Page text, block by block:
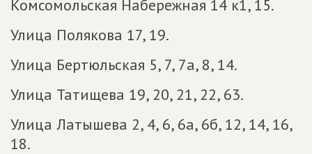
Комсомольская Набережная 14 к1, 15.
Улица Полякова 17, 19.
Улица Бертюльская 5, 7, 7а, 8, 14.
Улица Татищева 19, 20, 21, 22, 63.
Улица Латышева 2, 4, 6, 6а, 6б, 12, 14, 16,
18.